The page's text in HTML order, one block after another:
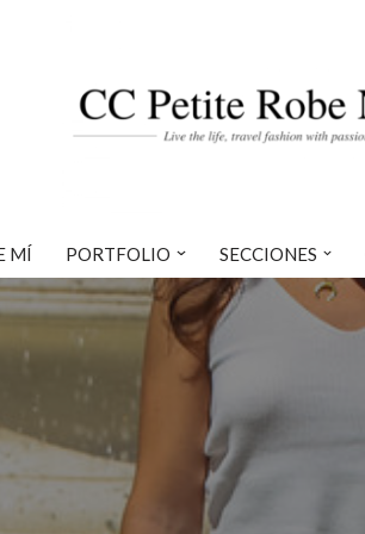
MÍ PORTFOLIO SECCIONES